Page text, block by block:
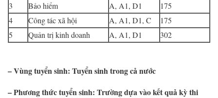
3
Bảo hiểm A, A1, D1
175
4
Công tác xã hội A, A1, D1, C
175
5
Quản trị kinh doanh A, A1, D1 302
– Vùng tuyển sinh: Tuyển sinh trong cả nước
– Phương thức tuyển sinh: Trường dựa vào kết quả kỳ thi